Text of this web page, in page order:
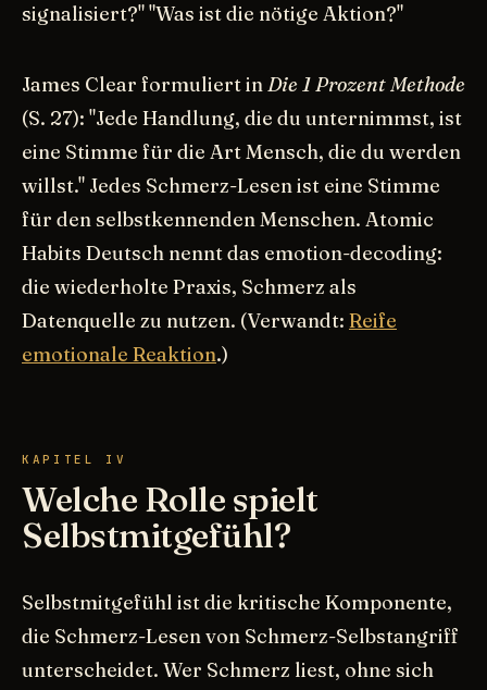
signalisiert?" "Was ist die nötige Aktion?"
James Clear formuliert inDie 1 Prozent Methode
(S. 27): "Jede Handlung, die du unternimmst, ist
eine Stimme für die Art Mensch, die du werden
willst." Jedes Schmerz-Lesen ist eine Stimme
für den selbstkennenden Menschen. Atomic
Habits Deutsch nennt das emotion-decoding:
die wiederholte Praxis, Schmerz als
Datenquelle zu nutzen. (Verwandt: Reife
emotionale Reaktion.)
KAPITEL IV
Welche Rolle spielt
Selbstmitgefühl?
Selbstmitgefühl ist die kritische Komponente,
die Schmerz-Lesen von Schmerz-Selbstangriff
unterscheidet. Wer Schmerz liest, ohne sich